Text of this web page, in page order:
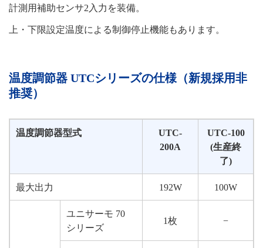
計測用補助センサ2入力を装備。
上・下限設定温度による制御停止機能もあります。
温度調節器 UTCシリーズの仕様（新規採用非
推奨）
温度調節器型式
UTC-
200A
UTC-100
(生産終
了)
最大出力 192W 100W
ユニサーモ 70
シリーズ
1枚 −